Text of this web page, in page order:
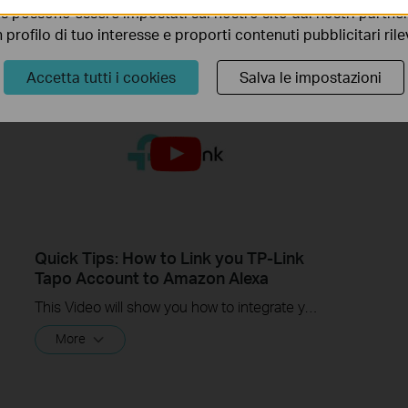
Quick Tips: How to Link you TP-Link
Tapo Account to Amazon Alexa
More
possono essere impostati sul nostro sito dai nostri
profilo di tuo interesse e proporti contenuti pubblicitari
Accetta tutti i cookies Salva le impostazioni